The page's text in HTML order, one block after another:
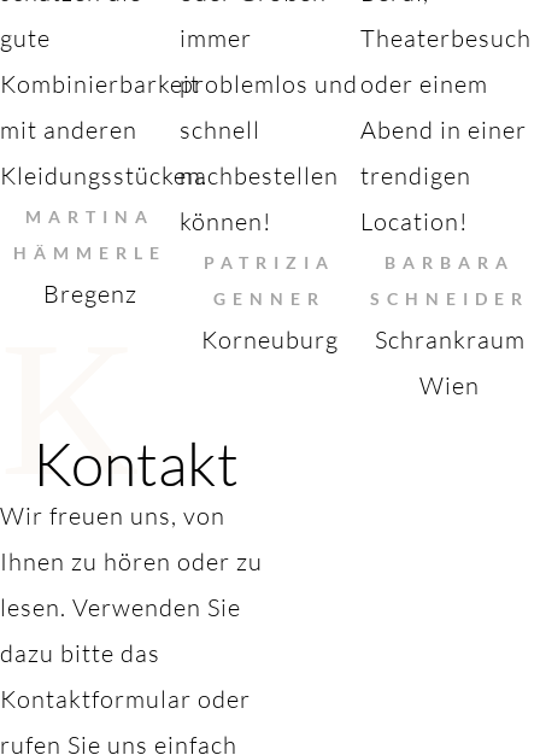
gute
Kombinierbarkeit
mit anderen
Kleidungsstücken.
MARTINA
HÄMMERLE
Bregenz
immer
problemlos und
schnell
nachbestellen
können!
PATRIZIA
GENNER
Korneuburg
Theaterbesuch
oder einem
Abend in einer
trendigen
Location!
BARBARA
SCHNEIDER
Schrankraum
Wien
K
Kontakt
Wir freuen uns, von
Ihnen zu hören oder zu
lesen. Verwenden Sie
dazu bitte das
Kontaktformular oder
rufen Sie uns einfach